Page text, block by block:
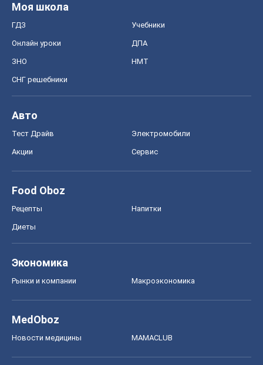
Моя школа
ГДЗ Учебники
Онлайн уроки ДПА
ЗНО НМТ
СНГ решебники
Авто
Тест Драйв Электромобили
Акции Сервис
Food Oboz
Рецепты Напитки
Диеты
Экономика
Рынки и компании Mакроэкономика
MedOboz
Новости медицины MAMACLUB